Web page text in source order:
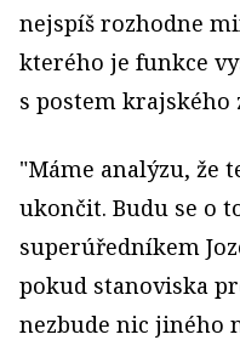
nejspíš rozhodne
kterého je funkce
s postem
"Máme analýzu, že
ukončit. Budu se o
superúředníkem
pokud stanoviska
nezbude nic jiného